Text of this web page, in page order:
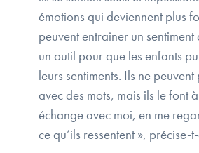
émotions qui deviennent plus
peuvent entraîner un sentiment
un outil pour que les enfants
leurs sentiments. Ils ne
avec des mots, mais ils le font
échange avec moi, en me
ce qu’ils ressentent », précise-